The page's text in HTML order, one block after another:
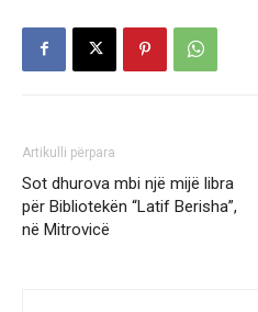
Artikulli përpara
Sot dhurova mbi një mijë libra
për Bibliotekën “Latif Berisha”,
në Mitrovicë